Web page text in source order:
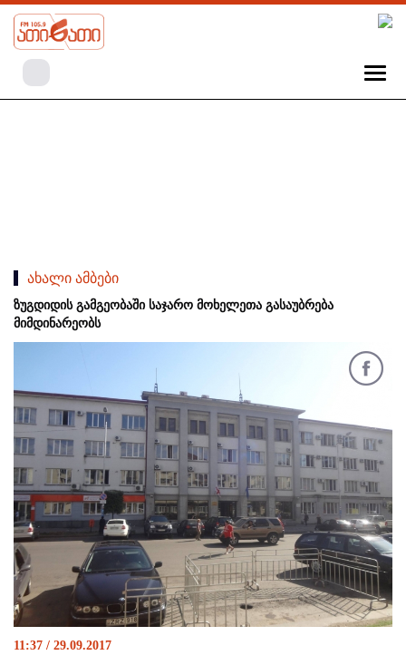
ახალი ამბები
ზუგდიდის გამგეობაში საჯარო მოხელეთა გასაუბრება
მიმდინარეობს
11:37 / 29.09.2017